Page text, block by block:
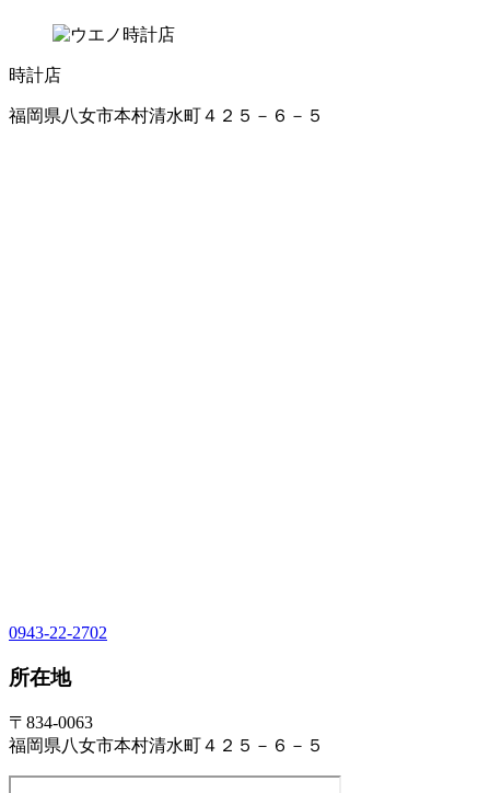
時計店
福岡県八女市本村清水町４２５－６－５
0943-22-2702
所在地
〒834-0063
福岡県八女市本村清水町４２５－６－５